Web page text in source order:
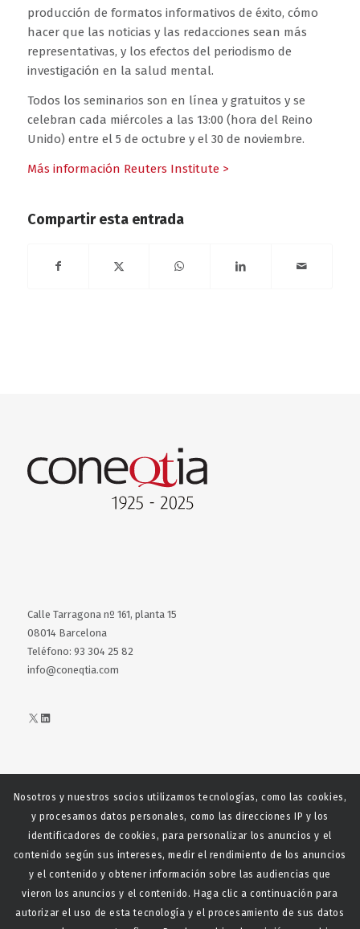
producción de formatos informativos de éxito, cómo
hacer que las noticias y las redacciones sean más
representativas, y los efectos del periodismo de
investigación en la salud mental.
Todos los seminarios son en línea y gratuitos y se
celebran cada miércoles a las 13:00 (hora del Reino
Unido) entre el 5 de octubre y el 30 de noviembre.
Más información Reuters Institute >
Compartir esta entrada
Calle Tarragona nº 161, planta 15
08014 Barcelona
Teléfono: 93 304 25 82
info@coneqtia.com
X LinkedIn
Web realizada con el patrocinio del Centro Español del Centro
Español de Derechos Reprofráficos
Nosotros y nuestros socios utilizamos tecnologías, como las cookies,
y procesamos datos personales, como las direcciones IP y los
identificadores de cookies, para personalizar los anuncios y el
contenido según sus intereses, medir el rendimiento de los anuncios
y el contenido y obtener información sobre las audiencias que
vieron los anuncios y el contenido. Haga clic a continuación para
autorizar el uso de esta tecnología y el procesamiento de sus datos